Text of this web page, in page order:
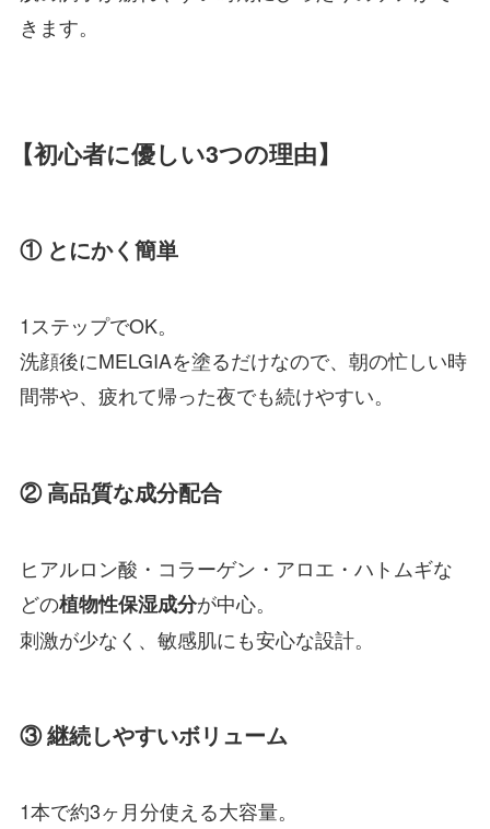
きます。
【初心者に優しい3つの理由】
① とにかく簡単
1ステップでOK。
洗顔後にMELGIAを塗るだけなので、朝の忙しい時
間帯や、疲れて帰った夜でも続けやすい。
② 高品質な成分配合
ヒアルロン酸・コラーゲン・アロエ・ハトムギな
どの植物性保湿成分が中心。
刺激が少なく、敏感肌にも安心な設計。
③ 継続しやすいボリューム
1本で約3ヶ月分使える大容量。